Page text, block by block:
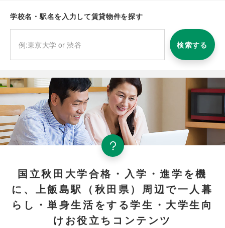
学校名・駅名を入力して賃貸物件を探す
検索する
国立秋田大学合格・入学・進学を機
に、上飯島駅（秋田県）周辺で一人暮
らし・単身生活をする学生・大学生向
けお役立ちコンテンツ